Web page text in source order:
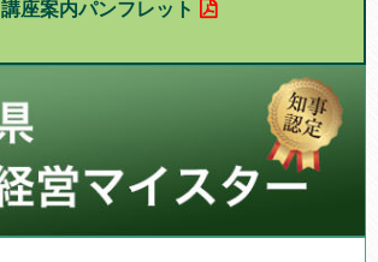
講座案内パンフレット